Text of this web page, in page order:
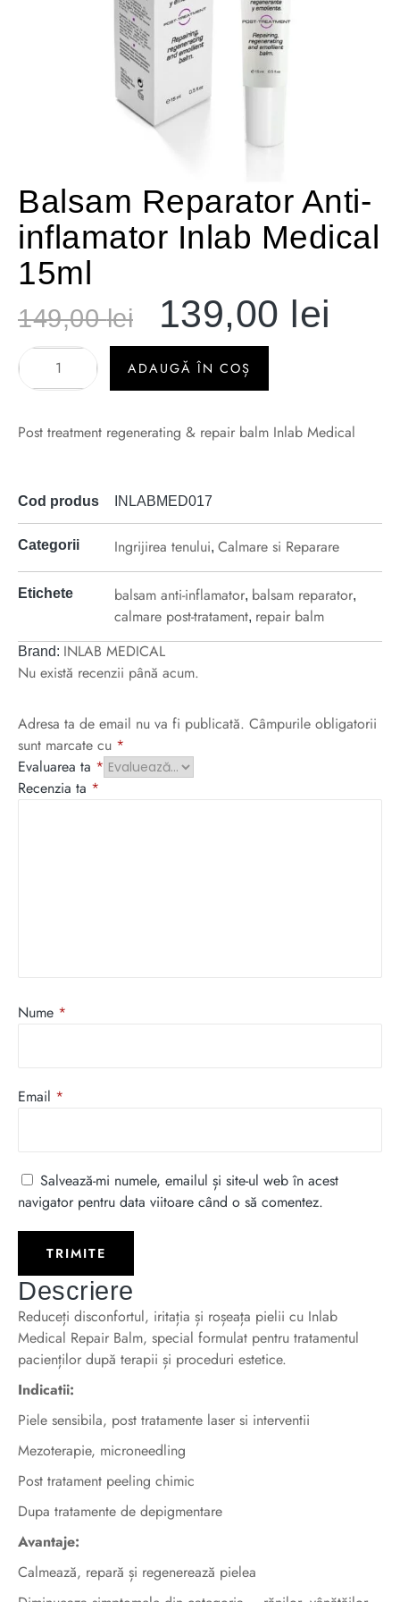
Balsam Reparator Anti-
inflamator Inlab Medical
15ml
149,00lei 139,00 lei
ADAUGĂ ÎN COȘ
Post treatment regenerating & repair balm Inlab Medical
Cod produs INLABMED017
Categorii Ingrijirea tenului, Calmare si Reparare
Etichete balsam anti-inflamator, balsam reparator,
calmare post-tratament, repair balm
Brand: INLAB MEDICAL
Nu există recenzii până acum.
Adresa ta de email nu va fi publicată. Câmpurile obligatorii
sunt marcate cu *
Evaluarea ta *
Recenzia ta *
Nume *
Email *
Salvează-mi numele, emailul și site-ul web în acest
navigator pentru data viitoare când o să comentez.
Descriere
Reduceți disconfortul, iritația și roșeața pielii cu Inlab
Medical Repair Balm, special formulat pentru tratamentul
pacienților după terapii și proceduri estetice.
Indicatii:
Piele sensibila, post tratamente laser si interventii
Mezoterapie, microneedling
Post tratament peeling chimic
Dupa tratamente de depigmentare
Avantaje:
Calmează, repară și regenerează pielea